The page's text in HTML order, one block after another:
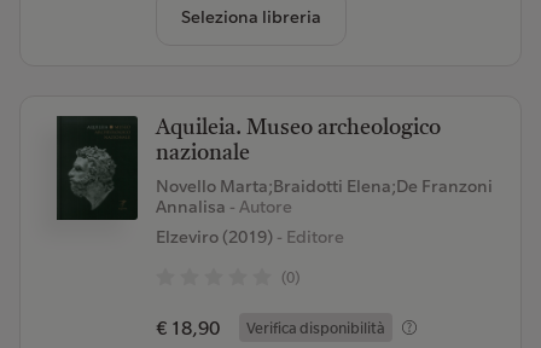
Seleziona libreria
Aquileia. Museo archeologico
nazionale
Novello Marta;Braidotti Elena;De Franzoni
Annalisa - Autore
Elzeviro (2019)- Editore
(0)
€ 18,90 Verifica disponibilità